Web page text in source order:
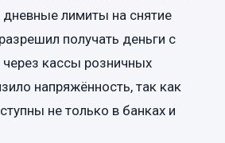
лимиты на снятие
получать деньги с
через кассы розничных
напряжённость, так как
не только в банках и